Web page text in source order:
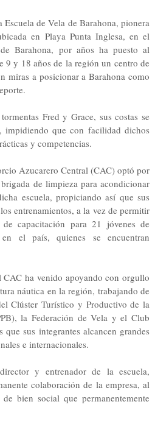
Escuela de Vela de Barahona, pionera
en Playa Punta Inglesa, en el
Barahona, por años ha puesto al
9 y 18 años de la región un centro de
miras a posicionar a Barahona como
Fred y Grace, sus costas se
impidiendo que con facilidad dichos
y competencias.
Azucarero Central (CAC) optó por
de limpieza para acondicionar
escuela, propiciando así que sus
entrenamientos, a la vez de permitir
capacitación para 21 jóvenes de
el país, quienes se encuentran
ha venido apoyando con orgullo
náutica en la región, trabajando de
Clúster Turístico y Productivo de la
la Federación de Vela y el Club
sus integrantes alcancen grandes
e internacionales.
y entrenador de la escuela,
colaboración de la empresa, al
bien social que permanentemente